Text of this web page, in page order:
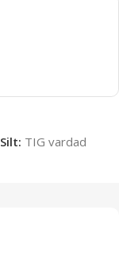
Silt: TIG vardad